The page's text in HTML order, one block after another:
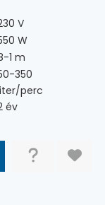
V
W
1 m
350
perc
év